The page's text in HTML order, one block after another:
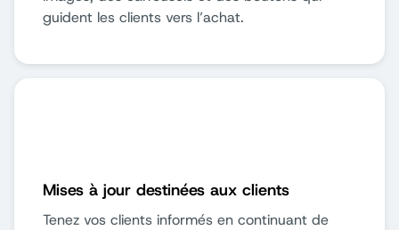
guident les clients vers l’achat.
Mises à jour destinées aux clients
Tenez vos clients informés en continuant de